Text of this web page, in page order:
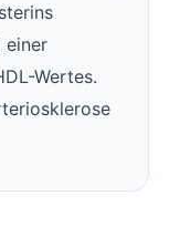
einer
Wertes.